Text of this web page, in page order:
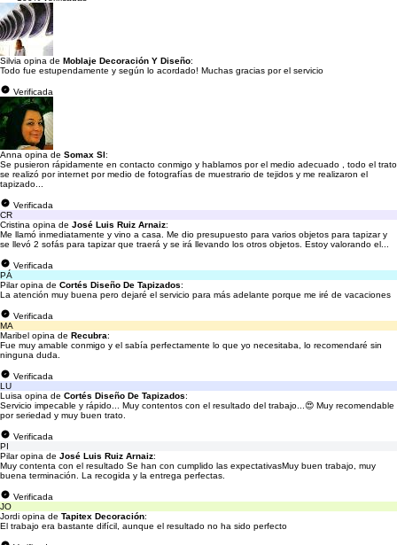
Silvia opina de Moblaje Decoración Y Diseño:
Todo fue estupendamente y según lo acordado! Muchas gracias por el servicio
Verificada
Anna opina de Somax Sl:
Se pusieron rápidamente en contacto conmigo y hablamos por el medio adecuado , todo el trato
se realizó por internet por medio de fotografías de muestrario de tejidos y me realizaron el
tapizado...
Verificada
CR
Cristina opina de José Luis Ruiz Arnaiz:
Me llamó inmediatamente y vino a casa. Me dio presupuesto para varios objetos para tapizar y
se llevó 2 sofás para tapizar que traerá y se irá llevando los otros objetos. Estoy valorando el...
Verificada
PÁ
Pilar opina de Cortés Diseño De Tapizados:
La atención muy buena pero dejaré el servicio para más adelante porque me iré de vacaciones
Verificada
MA
Maribel opina de Recubra:
Fue muy amable conmigo y el sabía perfectamente lo que yo necesitaba, lo recomendaré sin
ninguna duda.
Verificada
LU
Luisa opina de Cortés Diseño De Tapizados:
Servicio impecable y rápido... Muy contentos con el resultado del trabajo...😍 Muy recomendable
por seriedad y muy buen trato.
Verificada
PI
Pilar opina de José Luis Ruiz Arnaiz:
Muy contenta con el resultado Se han con cumplido las expectativasMuy buen trabajo, muy
buena terminación. La recogida y la entrega perfectas.
Verificada
JO
Jordi opina de Tapitex Decoración:
El trabajo era bastante difícil, aunque el resultado no ha sido perfecto